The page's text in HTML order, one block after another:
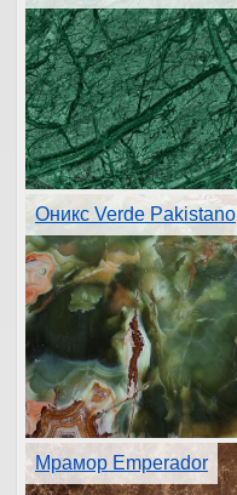
Оникс Verde Pakistano
Мрамор Emperador